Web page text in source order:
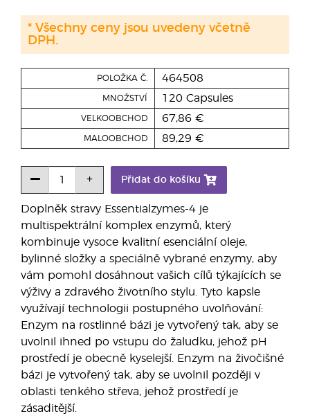
Doplněk stravy Essentialzymes-4 je
multispektrální komplex enzymů, který
kombinuje vysoce kvalitní esenciální oleje,
bylinné složky a speciálně vybrané enzymy, aby
vám pomohl dosáhnout vašich cílů týkajících se
výživy a zdravého životního stylu. Tyto kapsle
využívají technologii postupného uvolňování:
Enzym na rostlinné bázi je vytvořený tak, aby se
uvolnil ihned po vstupu do žaludku, jehož pH
prostředí je obecně kyselejší. Enzym na živočišné
bázi je vytvořený tak, aby se uvolnil později v
oblasti tenkého střeva, jehož prostředí je
zásaditější.
POLOŽKA Č. 464508
MNOŽSTVÍ 120 Capsules
VELKOOBCHOD 67,86 €
MALOOBCHOD 89,29 €
Přidat do košíku
* Všechny ceny jsou uvedeny včetně
DPH.